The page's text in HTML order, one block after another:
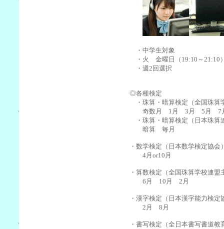
・中学生対象
・火 金曜日（19:10～21:10
・週2回選択
◎各種検定
・珠算・暗算検定（全国珠算
奇数月 1月 3月 5月 7
・珠算・暗算検定（日本珠算
暗算 毎月
・数学検定（日本数学検定協会
4月or10月
・算数検定（全国珠算学校連盟
6月 10月 2月
・漢字検定（日本漢字能力検定
2月 8月
・書写検定（全日本書写書道教